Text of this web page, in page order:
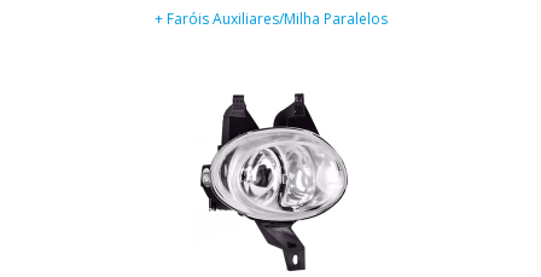
+ Faróis Auxiliares/Milha Paralelos